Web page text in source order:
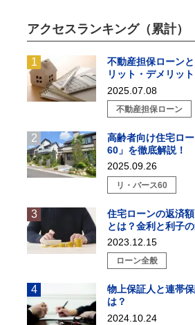
アクセスランキング（累計）
不動産担保ローン
リット・デメリッ
2025.07.08
不動産担保ローン
高齢者向け住宅ロ
60」を徹底解説！
2025.09.26
リ・バース60
住宅ローンの返済
とは？金利と利子
2023.12.15
ローン全般
物上保証人と連帯
は？
2024.10.24